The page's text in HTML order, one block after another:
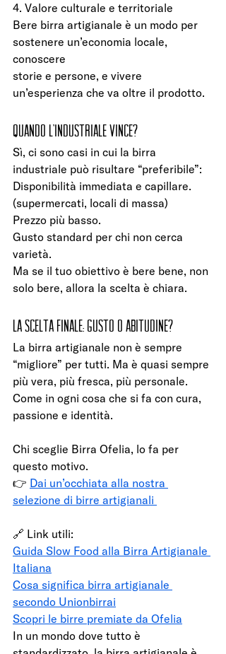
4. Valore culturale e territoriale
Bere birra artigianale è un modo per
sostenere un’economia locale,
conoscere
storie e persone, e vivere
un’esperienza che va oltre il prodotto.
Quando l’industriale vince?
Sì, ci sono casi in cui la birra
industriale può risultare “preferibile”:
Disponibilità immediata e capillare.
(supermercati, locali di massa)
Prezzo più basso.
Gusto standard per chi non cerca
varietà.
Ma se il tuo obiettivo è bere bene, non
solo bere, allora la scelta è chiara.
La scelta finale: gusto o abitudine?
La birra artigianale non è sempre
“migliore” per tutti. Ma è quasi sempre
più vera, più fresca, più personale.
Come in ogni cosa che si fa con cura,
passione e identità.
Chi sceglie Birra Ofelia, lo fa per
questo motivo.
👉 Dai un’occhiata alla nostra
selezione di birre artigianali
🔗 Link utili:
Guida Slow Food alla Birra Artigianale
Italiana
Cosa significa birra artigianale
secondo Unionbirrai
Scopri le birre premiate da Ofelia
In un mondo dove tutto è